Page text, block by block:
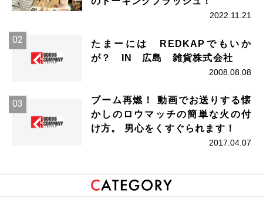
2022.11.21
たまーには REDKAPでもいか
が？ IN 広島 雑貨株式会社
2008.08.08
ブーム再燃！ 動画でお送りする懐
かしのロウマッチの簡単な火の付
け方。 男心をくすぐられます！
2017.04.07